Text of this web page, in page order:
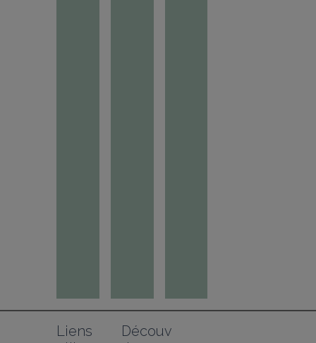
Liens
Découv